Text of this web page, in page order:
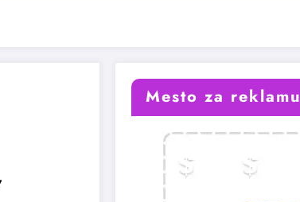
Mesto za reklamu